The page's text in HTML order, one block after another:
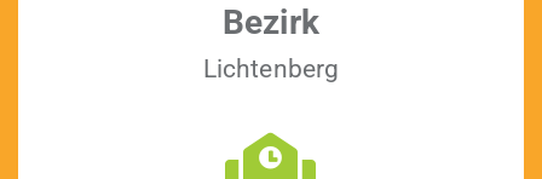
Bezirk
Licht­en­berg